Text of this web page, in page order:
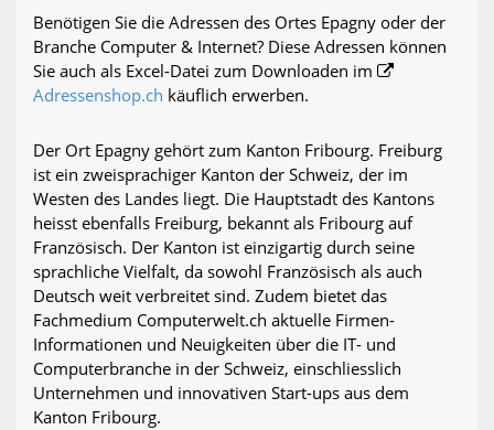
Benötigen Sie die Adressen des Ortes Epagny oder der
Branche Computer & Internet? Diese Adressen können
Sie auch als Excel-Datei zum Downloaden im
Adressenshop.ch käuflich erwerben.
Der Ort Epagny gehört zum Kanton Fribourg. Freiburg
ist ein zweisprachiger Kanton der Schweiz, der im
Westen des Landes liegt. Die Hauptstadt des Kantons
heisst ebenfalls Freiburg, bekannt als Fribourg auf
Französisch. Der Kanton ist einzigartig durch seine
sprachliche Vielfalt, da sowohl Französisch als auch
Deutsch weit verbreitet sind. Zudem bietet das
Fachmedium Computerwelt.ch aktuelle Firmen-
Informationen und Neuigkeiten über die IT- und
Computerbranche in der Schweiz, einschliesslich
Unternehmen und innovativen Start-ups aus dem
Kanton Fribourg.